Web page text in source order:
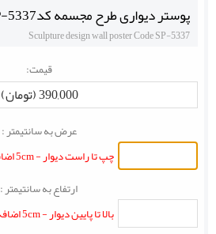
پوستر دیواری طرح مجسمه کدSP-5337
Sculpture design wall poster Code SP-5337
قیمت:
390,000 (تومان)
عرض به سانتیمتر :
چپ تا راست دیوار - 5cm اضافه شود
ارتفاع به سانتیمتر :
بالا تا پایین دیوار - 5cm اضافه شود